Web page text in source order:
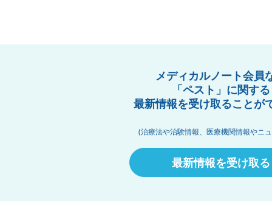
メディカルノート会員
「ペスト」に関する
最新情報を受け取ることが
(治療法や治験情報、医療機関情報やニ
最新情報を受け取る